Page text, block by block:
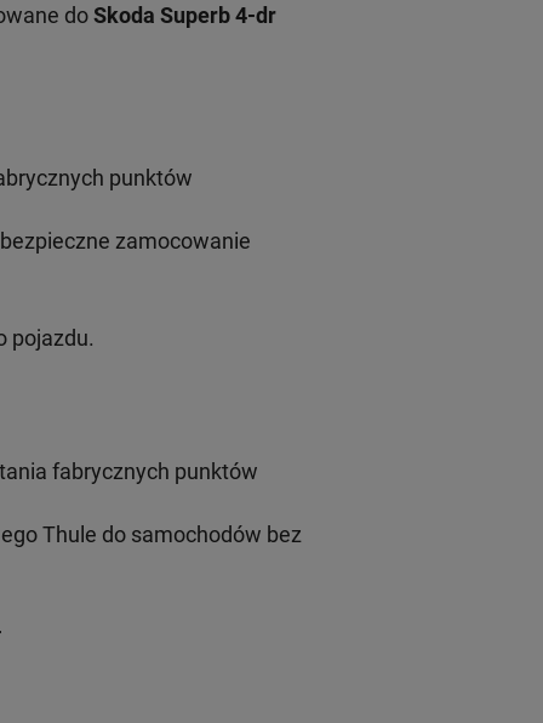
doSkoda Superb 4-dr
punktów
zamocowanie
pojazdu.
fabrycznych punktów
Thule do samochodów bez